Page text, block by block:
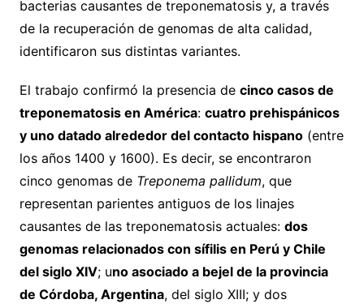
bacterias causantes de treponematosis y, a través
de la recuperación de genomas de alta calidad,
identificaron sus distintas variantes.
El trabajo confirmó la presencia de cinco casos de
treponematosis en América: cuatro prehispánicos
y uno datado alrededor del contacto hispano(entre
los años 1400 y 1600). Es decir, se encontraron
cinco genomas de Treponema pallidum, que
representan parientes antiguos de los linajes
causantes de las treponematosis actuales: dos
genomas relacionados con sífilis en Perú y Chile
del siglo XIV; uno asociado a bejel de la provincia
de Córdoba, Argentina, del siglo XIII; y dos